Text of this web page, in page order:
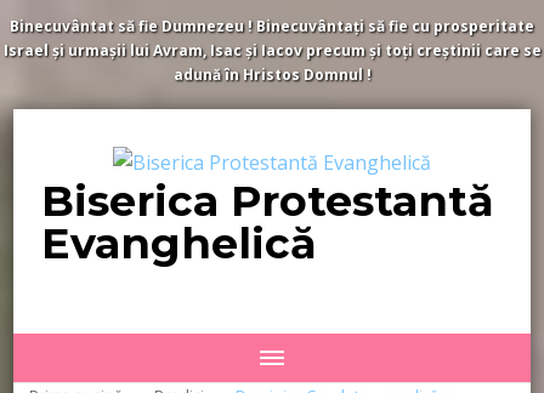
Binecuvântat să fie Dumnezeu ! Binecuvântați să fie cu prosperitate
Israel și urmașii lui Avram, Isac și Iacov precum și toți creștinii care se
adună în Hristos Domnul !
Biserica Protestantă
Evanghelică